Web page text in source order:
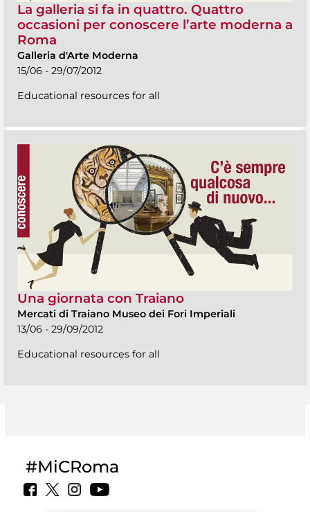
La galleria si fa in quattro. Quattro
occasioni per conoscere l’arte moderna a
Roma
Galleria d'Arte Moderna
15/06 - 29/07/2012
Educational resources for all
Una giornata con Traiano
Mercati di Traiano Museo dei Fori Imperiali
13/06 - 29/09/2012
Educational resources for all
#MiCRoma